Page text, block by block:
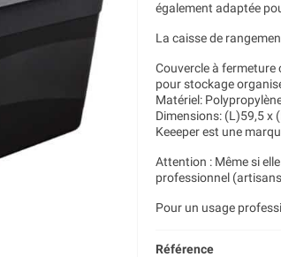
également adaptée
La caisse de
Couvercle à
pour stockage
Matériel:
Dimensions: (L)59,5 x
Keeeper est une
Attention : Même si
professionnel
Pour un usage
Référence